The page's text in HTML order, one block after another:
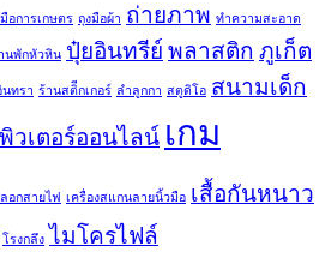
อการเกษตร ถุงมือผ้า ถ่ายภาพ ทำความสะอาด
นพักหัวหิน ปุ๋ยอินทรีย์ พลาสติก ภูเก็ต
นทรา ร้านสติีกเกอร์ ลำลูกกา สตูดิโอ สนามเด็ก
วเตอร์ออนไลน์ เกม
อกสายไฟ เครื่องสแกนลายนิ้วมือ เสื้อกันหนาว
โรงกลึง ไมโครไฟล์